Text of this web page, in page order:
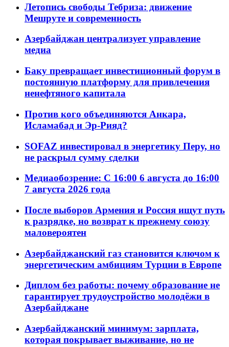
Летопись свободы Тебриза: движение
Мешруте и современность
Азербайджан централизует управление
медиа
Баку превращает инвестиционный форум в
постоянную платформу для привлечения
ненефтяного капитала
Против кого объединяются Анкара,
Исламабад и Эр-Рияд?
SOFAZ инвестировал в энергетику Перу, но
не раскрыл сумму сделки
Медиаобозрение: С 16:00 6 августа до 16:00
7 августа 2026 года
После выборов Армения и Россия ищут путь
к разрядке, но возврат к прежнему союзу
маловероятен
Азербайджанский газ становится ключом к
энергетическим амбициям Турции в Европе
Диплом без работы: почему образование не
гарантирует трудоустройство молодёжи в
Азербайджане
Азербайджанский минимум: зарплата,
которая покрывает выживание, но не